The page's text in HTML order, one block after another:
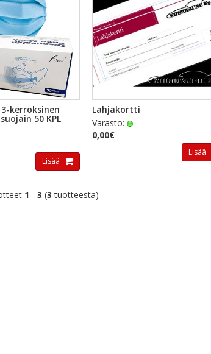
kerroksinen
50 KPL
Lisää
PIKAKATSELU
Lahjakortti
Varasto:
0,00€
Lisää
1 - 3 (3 tuotteesta)